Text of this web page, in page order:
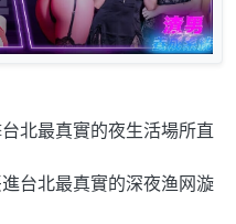
北最真實的夜生活場所直
台北最真實的深夜渔网漩